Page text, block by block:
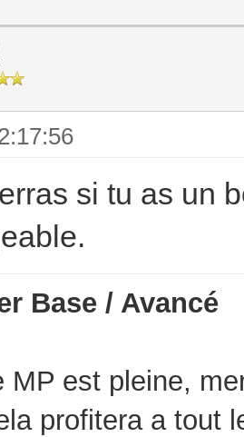
si tu as un
Base / Avancé
MP est pleine,
profitera a tout